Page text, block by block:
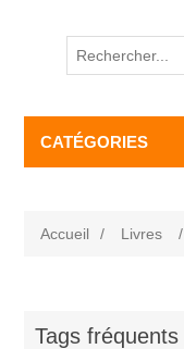
CATÉGORIES
Accueil / Livres /
Tags fréquents